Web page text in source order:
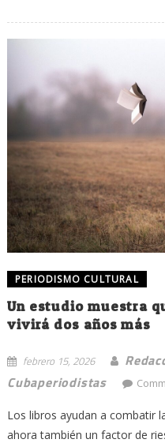
PERIODISMO CULTURAL
Un estudio muestra
vivirá dos años más
febrero 15, 2026
Cubaperiodistas
Los libros ayudan a combatir
ahora también un factor de